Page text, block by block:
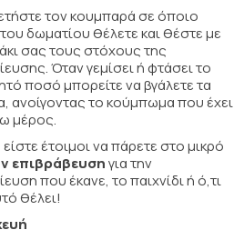
τον κουμπαρά σε όποιο
δωματίου θέλετε και θέστε με
σας τους στόχους της
Όταν γεμίσει ή φτάσει το
ποσό μπορείτε να βγάλετε τα
ανοίγοντας το κούμπωμα που έχει
μέρος.
έτοιμοι να πάρετε στο μικρό
επιβράβευσηγια την
που έκανε, το παιχνίδι ή ό,τι
θέλει!